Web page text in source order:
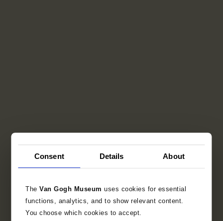
Consent Details About
TheVan Gogh Museumuses cookies for essential
functions, analytics, and to show relevant content.
You choose which cookies to accept.